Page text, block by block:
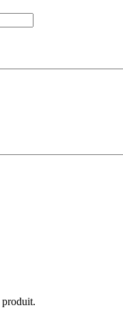
produit.